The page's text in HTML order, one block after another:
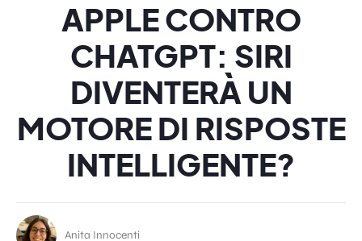
APPLE CONTRO
CHATGPT: SIRI
DIVENTERÀ UN
MOTORE DI RISPOSTE
INTELLIGENTE?
Anita Innocenti